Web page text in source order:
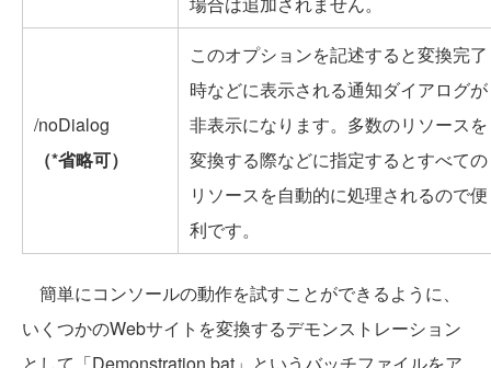
/noDialog
（*省略可）
このオプションを記述すると変換完了
時などに表示される通知ダイアログが
非表示になります。多数のリソースを
変換する際などに指定するとすべての
リソースを自動的に処理されるので便
利です。
簡単にコンソールの動作を試すことができるように、
いくつかのWebサイトを変換するデモンストレーション